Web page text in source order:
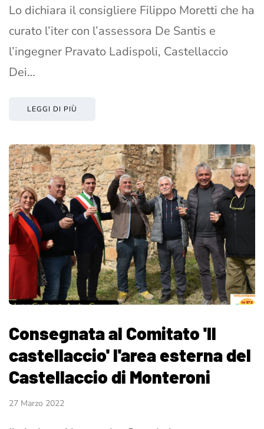
Lo dichiara il consigliere Filippo Moretti che ha
curato l’iter con l’assessora De Santis e
l’ingegner Pravato Ladispoli, Castellaccio
Dei…
LEGGI DI PIÙ
Consegnata al Comitato 'Il
castellaccio' l'area esterna del
Castellaccio di Monteroni
27 Marzo 2022